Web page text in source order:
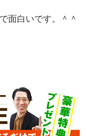
面白いです。＾＾